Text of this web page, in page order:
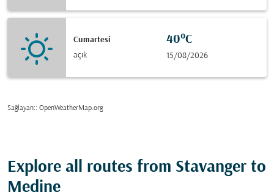
Cumartesi
açık
40°C
15/08/2026
Sağlayan:: OpenWeatherMap.org
Explore all routes from Stavanger to
Medine